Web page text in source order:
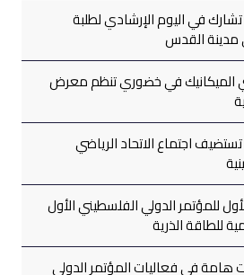
في اليوم الإرشادي لطلبة
مدينة القدس
في خضوري تنظم معرض
اجتماع الاتحاد الرياضي
للمؤتمر الدولي الفلسطيني الأول
للطاقة الذرية
في فعاليات المؤتمر الدولي